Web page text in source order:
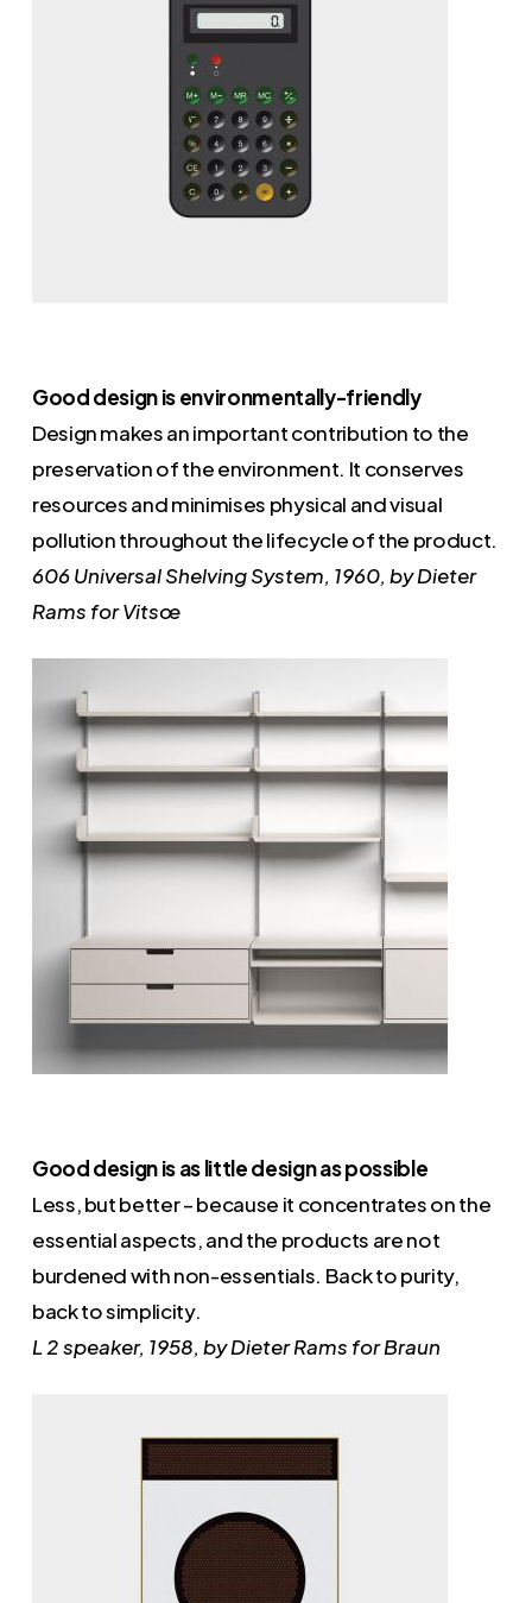
Good design is environmentally-friendly
Design makes an important contribution to the
preservation of the environment. It conserves
resources and minimises physical and visual
pollution throughout the lifecycle of the product.
606 Universal Shelving System, 1960, by Dieter
Rams for Vitsœ
Good design is as little design as possible
Less, but better – because it concentrates on the
essential aspects, and the products are not
burdened with non-essentials. Back to purity,
back to simplicity.
L 2 speaker, 1958, by Dieter Rams for Braun